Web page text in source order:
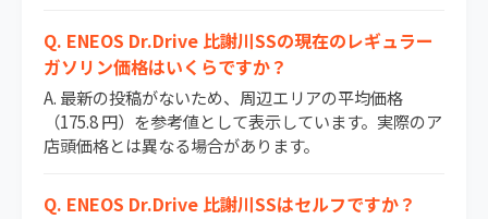
Q. ENEOS Dr.Drive 比謝川SSの現在のレギュラー
ガソリン価格はいくらですか？
A. 最新の投稿がないため、周辺エリアの平均価格
（175.8 円）を参考値として表示しています。実際のア
店頭価格とは異なる場合があります。
Q. ENEOS Dr.Drive 比謝川SSはセルフですか？